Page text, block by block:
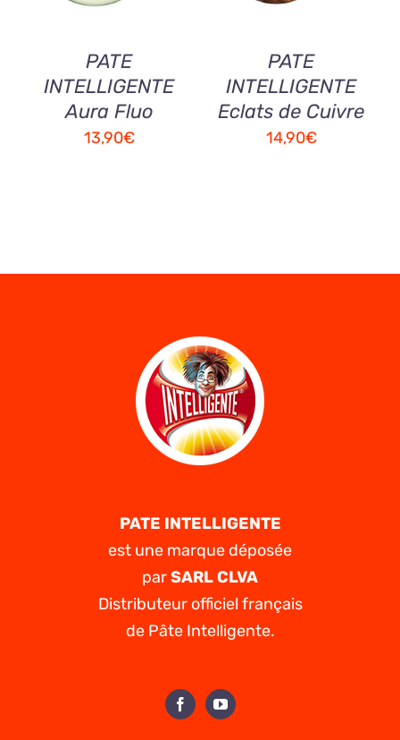
PATE
INTELLIGENTE
Aura Fluo
13,90€
PATE
INTELLIGENTE
Eclats de Cuivre
14,90€
PATE INTELLIGENTE
est une marque déposée
parSARL CLVA
Distributeur officiel français
de Pâte Intelligente.